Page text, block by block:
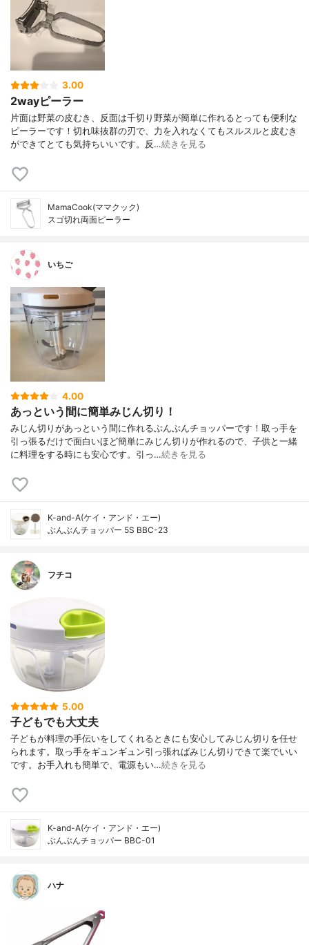
3.00
2wayピーラー
片面は野菜の皮むき、反面は千切り野菜が簡単に作れるとっても便利な
ピーラーです！切れ味抜群の刃で、力を入れなくてもスルスルと皮むき
ができてとても気持ちいいです。反…続きを見る
MamaCook(ママクック)
スゴ切れ両面ピーラー
いちご
4.00
あっという間に簡単みじん切り！
みじん切りがあっという間に作れるぶんぶんチョッパーです！取っ手を
引っ張るだけで面白いほど簡単にみじん切りが作れるので、子供と一緒
に料理をする時にも安心です。引っ…続きを見る
K-and-A(ケイ・アンド・エー)
ぶんぶんチョッパー 5S BBC-23
フチコ
5.00
子どもでも大丈夫
子どもが料理の手伝いをしてくれるときにも安心してみじん切りを任せ
られます。取っ手をギュンギュン引っ張ればみじん切りできて楽でいい
です。お手入れも簡単で、電源もい…続きを見る
K-and-A(ケイ・アンド・エー)
ぶんぶんチョッパー BBC-01
ハナ